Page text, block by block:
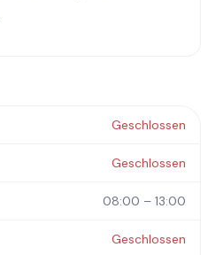
Geschlossen
Geschlossen
08:00 – 13:00
Geschlossen